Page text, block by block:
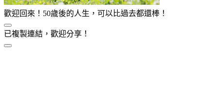
歡迎回來！50歲後的人生，可以比過去都還棒！
已複製連結，歡迎分享！